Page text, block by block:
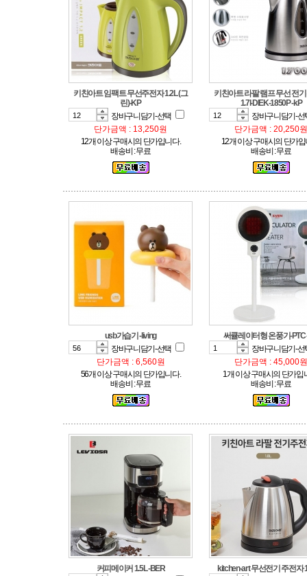
린)-KP
장바구니담기-선택
단가금액 : 13,250원
12개 이상 구매시의 단가입니다.
배송비 : 무료
1.7l-DIEK-1850P -kP
장바구니담기-
단가금액 : 20,250원
12개 이상 구매시의 단가입
배송비 : 무료
usb가습기 -living
장바구니담기-선택
단가금액 : 6,560원
56개 이상 구매시의 단가입니다.
배송비 : 무료
써큘레이터형 온풍기-PTC
장바구니담기-
단가금액 : 45,000원
1개 이상 구매시의 단가입
배송비 : 무료
커피메이커 1.5L -BER
kitchen-art 무선전기 주전자